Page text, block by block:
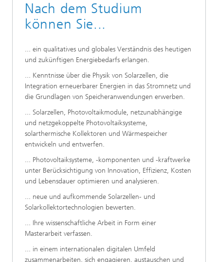
Nach dem Studium
können Sie...
... ein qualitatives und globales Verständnis des heutigen
und zukünftigen Energiebedarfs erlangen.
... Kenntnisse über die Physik von Solarzellen, die
Integration erneuerbarer Energien in das Stromnetz und
die Grundlagen von Speicheranwendungen erwerben.
... Solarzellen, Photovoltaikmodule, netzunabhängige
und netzgekoppelte Photovoltaiksysteme,
solarthermische Kollektoren und Wärmespeicher
entwickeln und entwerfen.
... Photovoltaiksysteme, -komponenten und -kraftwerke
unter Berücksichtigung von Innovation, Effizienz, Kosten
und Lebensdauer optimieren und analysieren.
... neue und aufkommende Solarzellen- und
Solarkollektortechnologien bewerten.
... Ihre wissenschaftliche Arbeit in Form einer
Masterarbeit verfassen.
... in einem internationalen digitalen Umfeld
zusammenarbeiten, sich engagieren, austauschen und